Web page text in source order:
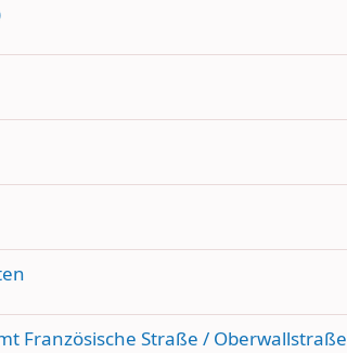
Französische Straße / Oberwallstraße